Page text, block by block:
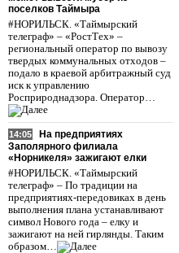
поселков Таймыра
#НОРИЛЬСК. «Таймырский
телеграф» – «РостТех» –
региональный оператор по вывозу
твердых коммунальных отходов –
подало в краевой арбитражный суд
иск к управлению
Росприроднадзора. Оператор…
14:05
На предприятиях
Заполярного филиала
«Норникеля» зажигают елки
#НОРИЛЬСК. «Таймырский
телеграф» – По традиции на
предприятиях-передовиках в день
выполнения плана устанавливают
символ Нового года – елку и
зажигают на ней гирлянды. Таким
образом…